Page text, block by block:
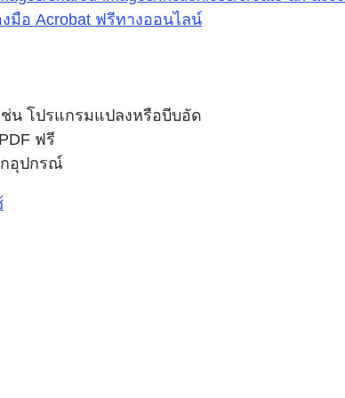
มือ Acrobat ฟรีทางออนไลน์
ช่น โปรแกรมแปลงหรือบีบอัด
ฟรี
กอุปกรณ์